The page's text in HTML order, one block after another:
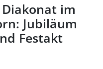
im
Jubiläum
Festakt